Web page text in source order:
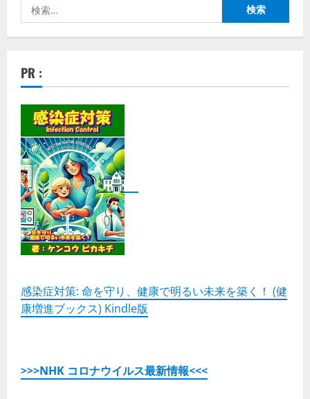
代
の
と
新
の
調
和」
の
詳
細
を
ご
覧
く
だ
さ
い
索:
PR :
感染症対策: 命を守り、健康で明るい未来を築く！ (健
康増進ブックス) Kindle版
>>>NHK コロナウイルス最新情報<<<